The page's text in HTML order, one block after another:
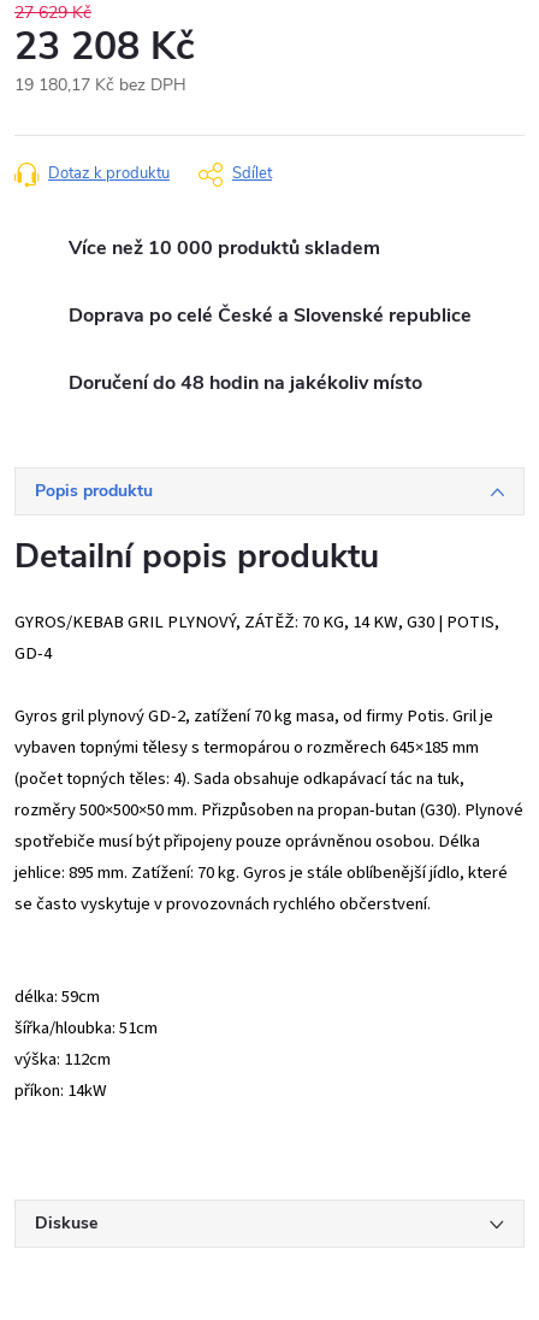
27 629 Kč
23 208 Kč
19 180,17 Kč bez DPH
cena:
Dotaz k produktu Sdílet
Více než 10 000 produktů skladem
Doprava po celé České a Slovenské republice
Doručení do 48 hodin na jakékoliv místo
Popis produktu
Detailní popis produktu
GYROS/KEBAB GRIL PLYNOVÝ, ZÁTĚŽ: 70 KG, 14 KW, G30 | POTIS,
GD-4
Gyros gril plynový GD-2, zatížení 70 kg masa, od firmy Potis. Gril je
vybaven topnými tělesy s termopárou o rozměrech 645×185 mm
(počet topných těles: 4). Sada obsahuje odkapávací tác na tuk,
rozměry 500×500×50 mm. Přizpůsoben na propan-butan (G30). Plynové
spotřebiče musí být připojeny pouze oprávněnou osobou. Délka
jehlice: 895 mm. Zatížení: 70 kg. Gyros je stále oblíbenější jídlo, které
se často vyskytuje v provozovnách rychlého občerstvení.
délka: 59cm
šířka/hloubka: 51cm
výška: 112cm
příkon: 14kW
Diskuse